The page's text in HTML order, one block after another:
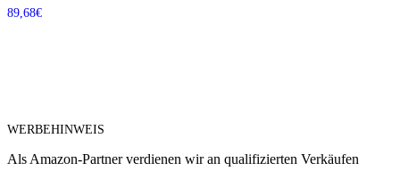
89,68€
WERBEHINWEIS
Als Amazon-Partner verdienen wir an qualifizierten Verkäufen